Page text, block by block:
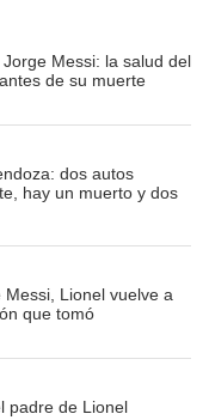
Messi: la salud del
de su muerte
dos autos
hay un muerto y dos
Lionel vuelve a
que tomó
padre de Lionel